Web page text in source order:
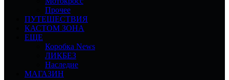
Прочее
ПУТЕШЕСТВИЯ
КАСТОМ ЗОНА
ЕЩЕ
Коробка News
ЛИКБЕЗ
Наследие
МАГАЗИН